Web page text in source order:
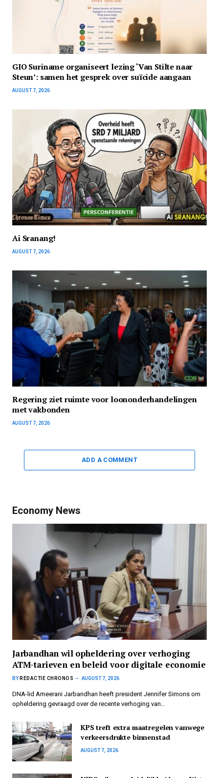
GIO Suriname organiseert lezing ‘Van Stilte naar
Steun’: samen het gesprek over suïcide aangaan
AUGUST 7, 2026
Ai Sranang!
AUGUST 7, 2026
Regering ziet ruimte voor loononderhandelingen
met vakbonden
AUGUST 7, 2026
ADD A COMMENT
Economy News
Jarbandhan wil opheldering over verhoging
ATM-tarieven en beleid voor digitale economie
BY REDACTIE CHRONOS AUGUST 7, 2026
DNA-lid Ameerani Jarbandhan heeft president Jennifer Simons om
opheldering gevraagd over de recente verhoging van…
KPS treft extra maatregelen vanwege
verkeersdrukte binnenstad
AUGUST 7, 2026